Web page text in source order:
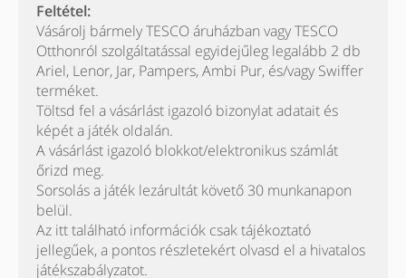
Feltétel:
Vásárolj bármely TESCO áruházban vagy TESCO
Otthonról szolgáltatással egyidejűleg legalább 2 db
Ariel, Lenor, Jar, Pampers, Ambi Pur, és/vagy Swiffer
terméket.
Töltsd fel a vásárlást igazoló bizonylat adatait és
képét a játék oldalán.
A vásárlást igazoló blokkot/elektronikus számlát
őrizd meg.
Sorsolás a játék lezárultát követő 30 munkanapon
belül.
Az itt található információk csak tájékoztató
jellegűek, a pontos részletekért olvasd el a hivatalos
játékszabályzatot.